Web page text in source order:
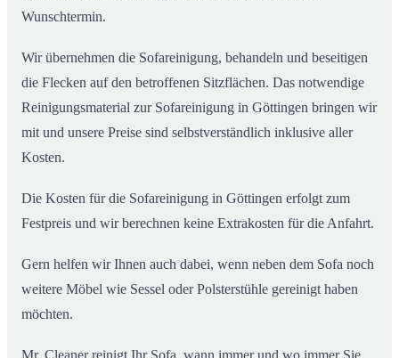
Wunschtermin.
Wir übernehmen die Sofareinigung, behandeln und beseitigen
die Flecken auf den betroffenen Sitzflächen. Das notwendige
Reinigungsmaterial zur Sofareinigung in Göttingen bringen wir
mit und unsere Preise sind selbstverständlich inklusive aller
Kosten.
Die Kosten für die Sofareinigung in Göttingen erfolgt zum
Festpreis und wir berechnen keine Extrakosten für die Anfahrt.
Gern helfen wir Ihnen auch dabei, wenn neben dem Sofa noch
weitere Möbel wie Sessel oder Polsterstühle gereinigt haben
möchten.
Mr. Cleaner reinigt Ihr Sofa, wann immer und wo immer Sie